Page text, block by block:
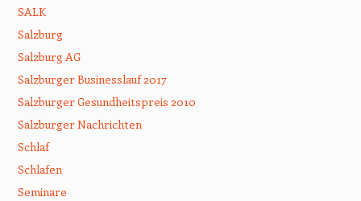
SALK
Salzburg
Salzburg AG
Salzburger Businesslauf 2017
Salzburger Gesundheitspreis 2010
Salzburger Nachrichten
Schlaf
Schlafen
Seminare